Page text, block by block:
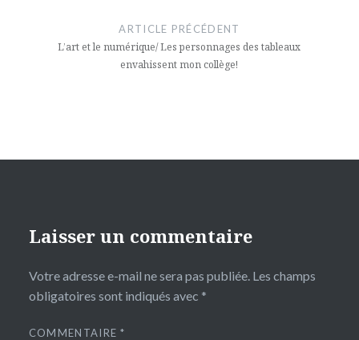
l’article
ARTICLE PRÉCÉDENT
L’art et le numérique/ Les personnages des tableaux
envahissent mon collège!
Laisser un commentaire
Votre adresse e-mail ne sera pas publiée. Les champs
obligatoires sont indiqués avec *
COMMENTAIRE*